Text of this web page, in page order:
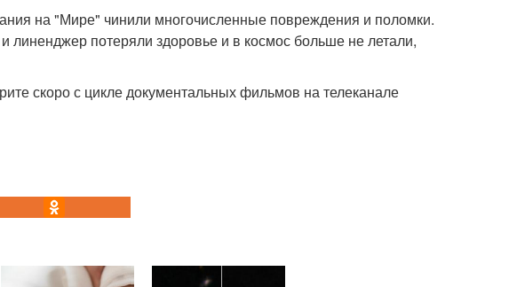
на "Мире" чинили многочисленные повреждения и поломки.
потеряли здоровье и в космос больше не летали,
скоро с цикле документальных фильмов на телеканале